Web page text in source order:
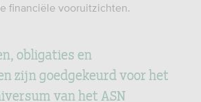
financiële vooruitzichten.
obligaties en
zijn goedgekeurd voor het
van het ASN